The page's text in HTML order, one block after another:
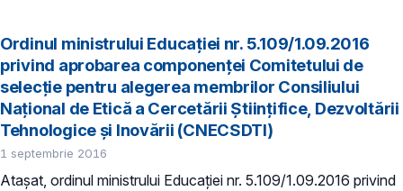
Ordinul ministrului Educaţiei nr. 5.109/1.09.2016
privind aprobarea componenței Comitetului de
selecție pentru alegerea membrilor Consiliului
Național de Etică a Cercetării Științifice, Dezvoltării
Tehnologice şi Inovării (CNECSDTI)
1 septembrie 2016
Ataşat, ordinul ministrului Educaţiei nr. 5.109/1.09.2016 privind